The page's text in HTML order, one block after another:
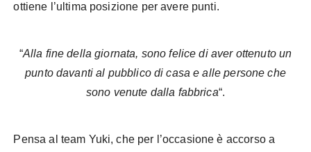
ottiene l’ultima posizione per avere punti.
“Alla fine della giornata, sono felice di aver ottenuto un
punto davanti al pubblico di casa e alle persone che
sono venute dalla fabbrica“.
Pensa al team Yuki, che per l’occasione è accorso a